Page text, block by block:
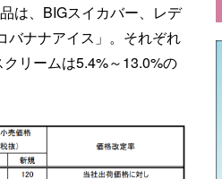
は、BIGスイカバー、レデ
バナナアイス」。それぞれ
リームは5.4%～13.0%の